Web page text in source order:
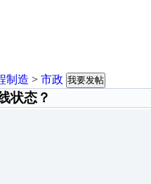
制造 > 市政 我要发帖
状态？